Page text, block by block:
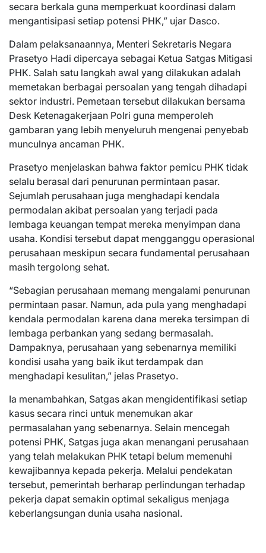
secara berkala guna memperkuat koordinasi dalam
mengantisipasi setiap potensi PHK,” ujar Dasco.
Dalam pelaksanaannya, Menteri Sekretaris Negara
Prasetyo Hadi dipercaya sebagai Ketua Satgas Mitigasi
PHK. Salah satu langkah awal yang dilakukan adalah
memetakan berbagai persoalan yang tengah dihadapi
sektor industri. Pemetaan tersebut dilakukan bersama
Desk Ketenagakerjaan Polri guna memperoleh
gambaran yang lebih menyeluruh mengenai penyebab
munculnya ancaman PHK.
Prasetyo menjelaskan bahwa faktor pemicu PHK tidak
selalu berasal dari penurunan permintaan pasar.
Sejumlah perusahaan juga menghadapi kendala
permodalan akibat persoalan yang terjadi pada
lembaga keuangan tempat mereka menyimpan dana
usaha. Kondisi tersebut dapat mengganggu operasional
perusahaan meskipun secara fundamental perusahaan
masih tergolong sehat.
“Sebagian perusahaan memang mengalami penurunan
permintaan pasar. Namun, ada pula yang menghadapi
kendala permodalan karena dana mereka tersimpan di
lembaga perbankan yang sedang bermasalah.
Dampaknya, perusahaan yang sebenarnya memiliki
kondisi usaha yang baik ikut terdampak dan
menghadapi kesulitan,” jelas Prasetyo.
Ia menambahkan, Satgas akan mengidentifikasi setiap
kasus secara rinci untuk menemukan akar
permasalahan yang sebenarnya. Selain mencegah
potensi PHK, Satgas juga akan menangani perusahaan
yang telah melakukan PHK tetapi belum memenuhi
kewajibannya kepada pekerja. Melalui pendekatan
tersebut, pemerintah berharap perlindungan terhadap
pekerja dapat semakin optimal sekaligus menjaga
keberlangsungan dunia usaha nasional.